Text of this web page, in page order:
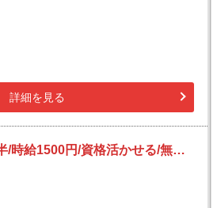
詳細を見る
【日勤】9時～17時半/時給1500円/資格活かせる/無料送迎あり★/フォークリフト/機械部品の入出荷